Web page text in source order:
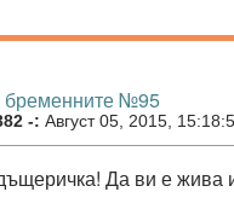
бременните №95
-: Август 05, 2015,
Да ви е жива